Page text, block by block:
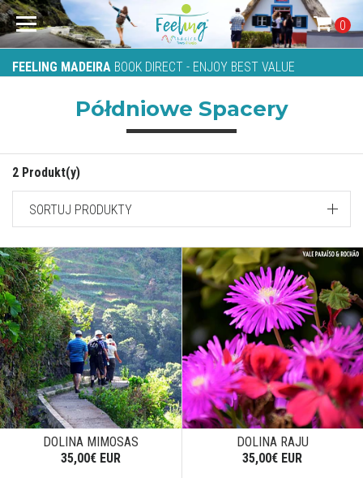
FEELING MADEIRA BOOK DIRECT - ENJOY BEST VALUE
0
Półdniowe Spacery
2 Produkt(y)
SORTUJ PRODUKTY
DOLINA MIMOSAS
35,00€ EUR
DOLINA RAJU
35,00€ EUR